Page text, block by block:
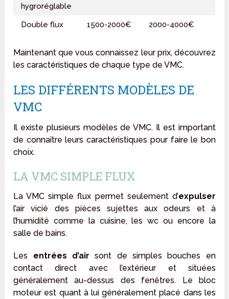
hygroréglable
Double flux 1500-2000€ 2000-4000€
Maintenant que vous connaissez leur prix, découvrez
les caractéristiques de chaque type de VMC.
LES DIFFÉRENTS MODÈLES DE
VMC
Il existe plusieurs modèles de VMC. Il est important
de connaître leurs caractéristiques pour faire le bon
choix.
LA VMC SIMPLE FLUX
La VMC simple flux permet seulement d’expulser
l’air vicié des pièces sujettes aux odeurs et à
l’humidité comme la cuisine, les wc ou encore la
salle de bains.
Les entrées d’air sont de simples bouches en
contact direct avec l’extérieur et situées
généralement au-dessus des fenêtres. Le bloc
moteur est quant à lui généralement placé dans les